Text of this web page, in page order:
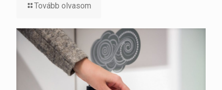
Tovább olvasom